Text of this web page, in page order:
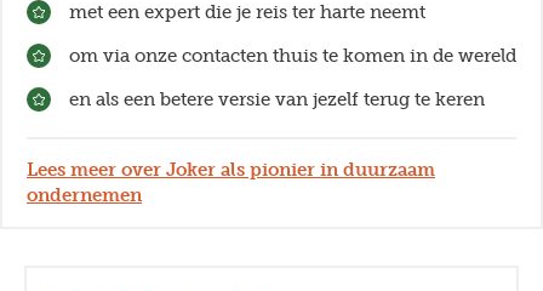
met een expert die je reis ter harte neemt
om via onze contacten thuis te komen in de wereld
en als een betere versie van jezelf terug te keren
Lees meer over Joker als pionier in duurzaam
ondernemen